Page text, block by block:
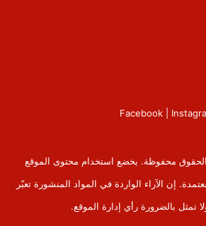
Facebook |
الحقوق محفوظة. يخضع استخدام محتوى الموقع
إن الآراء الواردة في المواد المنشورة تعبّر
تمثل بالضرورة رأي إدارة الموقع.